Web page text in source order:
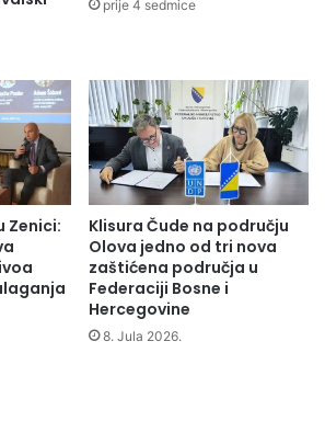
prije 4 sedmice
Zenici:
Klisura Čude na području
Olova jedno od tri nova
zaštićena područja u
Federaciji Bosne i
Hercegovine
8. Jula 2026.